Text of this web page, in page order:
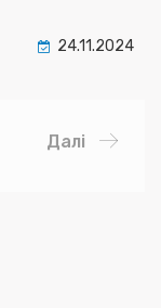
24.11.2024
Далі